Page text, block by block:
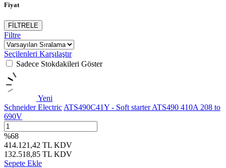
Fiyat
FİLTRELE
Filtre
Seçilenleri Karşılaştır
Sadece Stokdakileri Göster
Yeni
Schneider Electric ATS490C41Y - Soft starter ATS490 410A 208 to
690V
%68
414.121,42 TL KDV
132.518,85 TL KDV
Sepete Ekle